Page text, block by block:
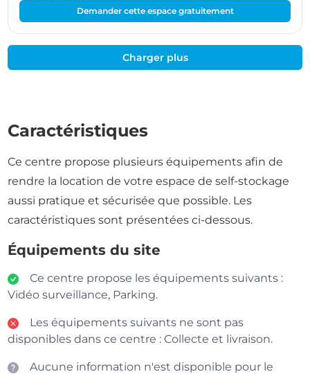
Demander cette espace gratuitement
Charger plus
Caractéristiques
Ce centre propose plusieurs équipements afin de
rendre la location de votre espace de self-stockage
aussi pratique et sécurisée que possible. Les
caractéristiques sont présentées ci-dessous.
Équipements du site
Ce centre propose les équipements suivants :
Vidéo surveillance, Parking.
Les équipements suivants ne sont pas
disponibles dans ce centre : Collecte et livraison.
Aucune information n'est disponible pour le